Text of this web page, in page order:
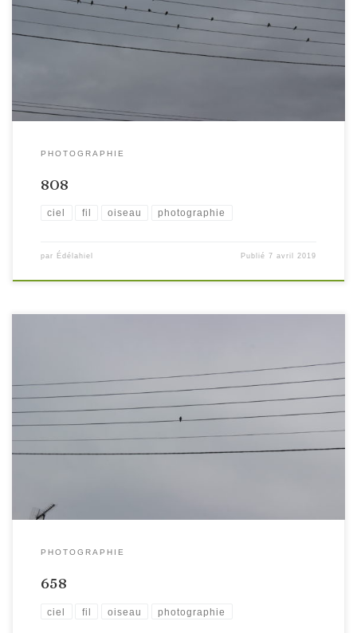
PHOTOGRAPHIE
808
ciel fil oiseau photographie
par Édélahiel Publié7 avril 2019
PHOTOGRAPHIE
658
ciel fil oiseau photographie